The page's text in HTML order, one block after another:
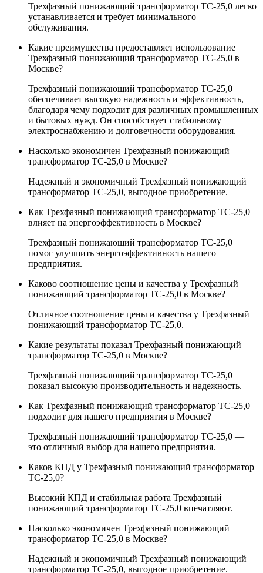
Трехфазный понижающий трансформатор ТС-25,0 легко
устанавливается и требует минимального
обслуживания.
Какие преимущества предоставляет использование
Трехфазный понижающий трансформатор ТС-25,0 в
Москве?
Трехфазный понижающий трансформатор ТС-25,0
обеспечивает высокую надежность и эффективность,
благодаря чему подходит для различных промышленных
и бытовых нужд. Он способствует стабильному
электроснабжению и долговечности оборудования.
Насколько экономичен Трехфазный понижающий
трансформатор ТС-25,0 в Москве?
Надежный и экономичный Трехфазный понижающий
трансформатор ТС-25,0, выгодное приобретение.
Как Трехфазный понижающий трансформатор ТС-25,0
влияет на энергоэффективность в Москве?
Трехфазный понижающий трансформатор ТС-25,0
помог улучшить энергоэффективность нашего
предприятия.
Каково соотношение цены и качества у Трехфазный
понижающий трансформатор ТС-25,0 в Москве?
Отличное соотношение цены и качества у Трехфазный
понижающий трансформатор ТС-25,0.
Какие результаты показал Трехфазный понижающий
трансформатор ТС-25,0 в Москве?
Трехфазный понижающий трансформатор ТС-25,0
показал высокую производительность и надежность.
Как Трехфазный понижающий трансформатор ТС-25,0
подходит для нашего предприятия в Москве?
Трехфазный понижающий трансформатор ТС-25,0 —
это отличный выбор для нашего предприятия.
Каков КПД у Трехфазный понижающий трансформатор
ТС-25,0?
Высокий КПД и стабильная работа Трехфазный
понижающий трансформатор ТС-25,0 впечатляют.
Насколько экономичен Трехфазный понижающий
трансформатор ТС-25,0 в Москве?
Надежный и экономичный Трехфазный понижающий
трансформатор ТС-25,0, выгодное приобретение.